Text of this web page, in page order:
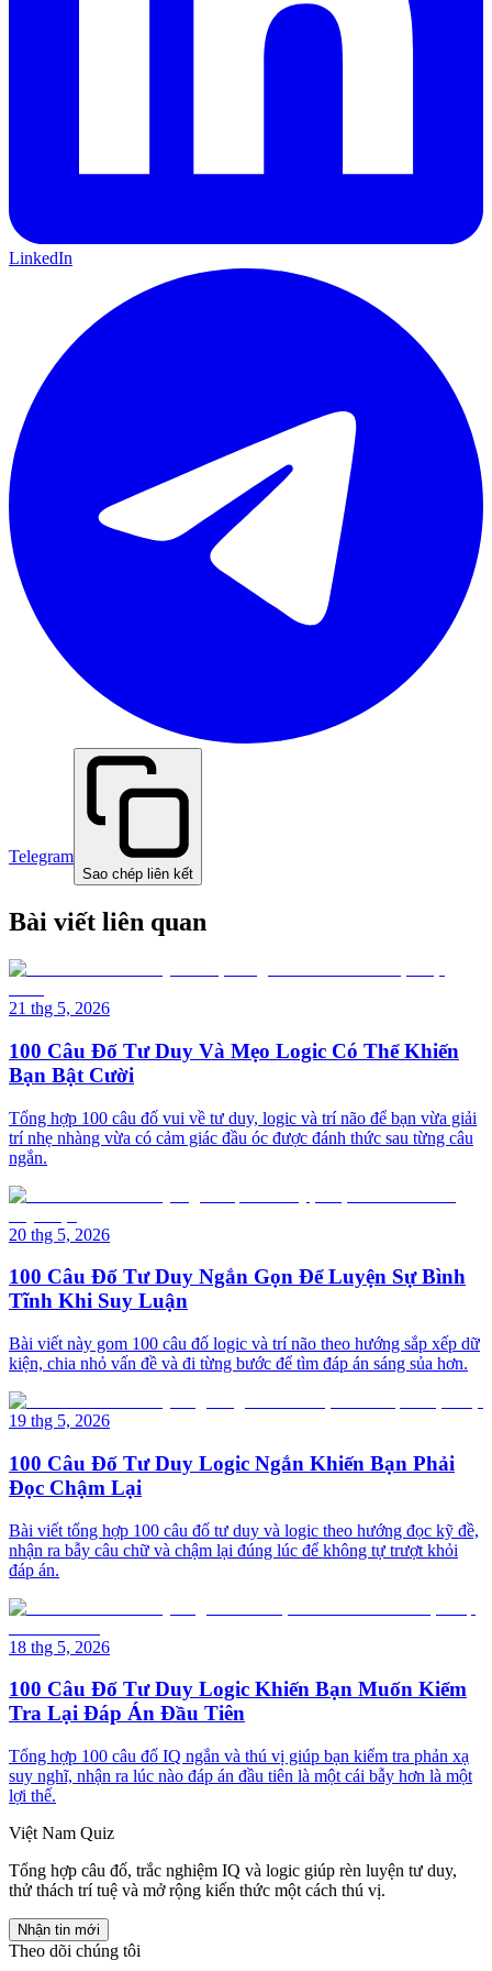
LinkedIn
Telegram
Sao chép liên kết
Bài viết liên quan
21 thg 5, 2026
100 Câu Đố Tư Duy Và Mẹo Logic Có Thể Khiến
Bạn Bật Cười
Tổng hợp 100 câu đố vui về tư duy, logic và trí não để bạn vừa giải
trí nhẹ nhàng vừa có cảm giác đầu óc được đánh thức sau từng câu
ngắn.
20 thg 5, 2026
100 Câu Đố Tư Duy Ngắn Gọn Để Luyện Sự Bình
Tĩnh Khi Suy Luận
Bài viết này gom 100 câu đố logic và trí não theo hướng sắp xếp dữ
kiện, chia nhỏ vấn đề và đi từng bước để tìm đáp án sáng sủa hơn.
19 thg 5, 2026
100 Câu Đố Tư Duy Logic Ngắn Khiến Bạn Phải
Đọc Chậm Lại
Bài viết tổng hợp 100 câu đố tư duy và logic theo hướng đọc kỹ đề,
nhận ra bẫy câu chữ và chậm lại đúng lúc để không tự trượt khỏi
đáp án.
18 thg 5, 2026
100 Câu Đố Tư Duy Logic Khiến Bạn Muốn Kiểm
Tra Lại Đáp Án Đầu Tiên
Tổng hợp 100 câu đố IQ ngắn và thú vị giúp bạn kiểm tra phản xạ
suy nghĩ, nhận ra lúc nào đáp án đầu tiên là một cái bẫy hơn là một
lợi thế.
Việt Nam Quiz
Tổng hợp câu đố, trắc nghiệm IQ và logic giúp rèn luyện tư duy,
thử thách trí tuệ và mở rộng kiến thức một cách thú vị.
Nhận tin mới
Theo dõi chúng tôi